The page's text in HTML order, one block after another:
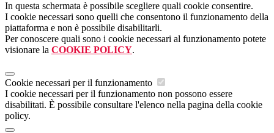
In questa schermata è possibile scegliere quali cookie consentire.
I cookie necessari sono quelli che consentono il funzionamento della
piattaforma e non è possibile disabilitarli.
Per conoscere quali sono i cookie necessari al funzionamento potete
visionare la COOKIE POLICY.
Cookie necessari per il funzionamento
I cookie necessari per il funzionamento non possono essere
disabilitati. È possibile consultare l'elenco nella pagina della cookie
policy.